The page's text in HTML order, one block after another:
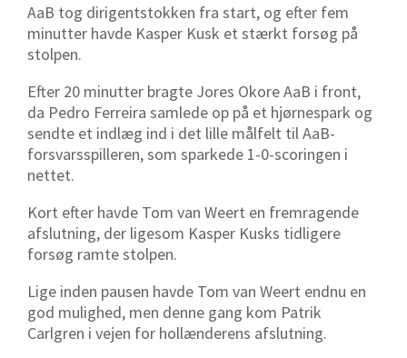
AaB tog dirigentstokken fra start, og efter fem
minutter havde Kasper Kusk et stærkt forsøg på
stolpen.
Efter 20 minutter bragte Jores Okore AaB i front,
da Pedro Ferreira samlede op på et hjørnespark og
sendte et indlæg ind i det lille målfelt til AaB-
forsvarsspilleren, som sparkede 1-0-scoringen i
nettet.
Kort efter havde Tom van Weert en fremragende
afslutning, der ligesom Kasper Kusks tidligere
forsøg ramte stolpen.
Lige inden pausen havde Tom van Weert endnu en
god mulighed, men denne gang kom Patrik
Carlgren i vejen for hollænderens afslutning.